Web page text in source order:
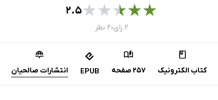
★
★
★
★
★۲.۵
۲ رای ● ۲ نظر
کتاب الکترونیک 257 صفحه EPUB انتشارات صالحیان